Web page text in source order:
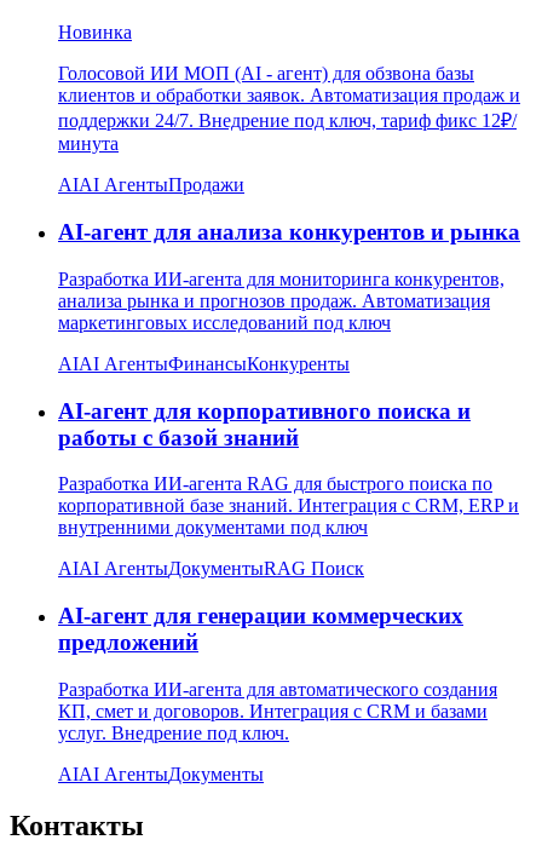
Новинка
Голосовой ИИ МОП (AI - агент) для обзвона базы
клиентов и обработки заявок. Автоматизация продаж и
поддержки 24/7. Внедрение под ключ, тариф фикс 12₽/
минута
AIAI АгентыПродажи
AI-агент для анализа конкурентов и рынка
Разработка ИИ-агента для мониторинга конкурентов,
анализа рынка и прогнозов продаж. Автоматизация
маркетинговых исследований под ключ
AIAI АгентыФинансыКонкуренты
AI-агент для корпоративного поиска и
работы с базой знаний
Разработка ИИ-агента RAG для быстрого поиска по
корпоративной базе знаний. Интеграция с CRM, ERP и
внутренними документами под ключ
AIAI АгентыДокументыRAG Поиск
AI-агент для генерации коммерческих
предложений
Разработка ИИ-агента для автоматического создания
КП, смет и договоров. Интеграция с CRM и базами
услуг. Внедрение под ключ.
AIAI АгентыДокументы
Контакты